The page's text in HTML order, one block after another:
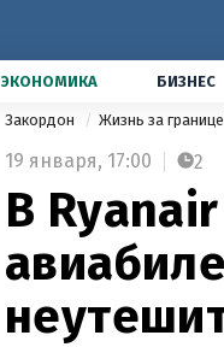
ЭКОНОМИКА БИЗНЕС
Закордон Жизнь за
19 января, 17:00 2
В